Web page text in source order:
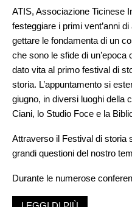
ATIS, Associazione Ticinese
festeggiare i primi vent’anni
gettare le fondamenta di un
che sono le sfide di
dato vita al primo festival di
storia. L’appuntamento si
giugno, in diversi luoghi della
Ciani, lo Studio Foce e la
Attraverso il Festival di storia
grandi questioni del nostro
Durante le numerose